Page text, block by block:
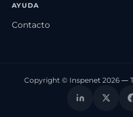
AYUDA
Contacto
Copyright © Inspenet 2026 —